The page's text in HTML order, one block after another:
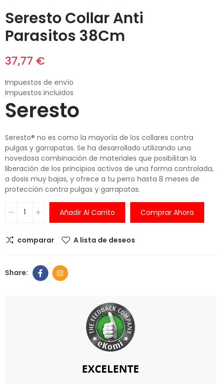
Seresto Collar Anti
Parasitos 38Cm
37,77 €
Impuestos de envío
Impuestos incluidos
Seresto
Seresto® no es como la mayoría de los collares contra
pulgas y garrapatas. Se ha desarrollado utilizando una
novedosa combinación de materiales que posibilitan la
liberación de los principios activos de una forma controlada,
a dosis muy bajas, y ofrece a tu perro hasta 8 meses de
protección contra pulgas y garrapatas.
Añadir Al Carrito Comprar Ahora
comparar A lista de deseos
EXCELENTE